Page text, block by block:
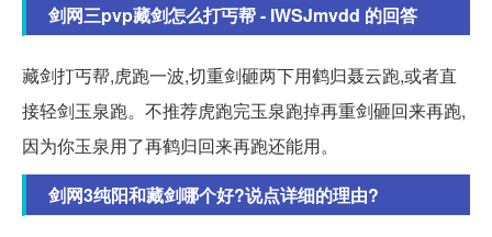
剑网三pvp藏剑怎么打丐帮 - IWSJmvdd 的回答
藏剑打丐帮,虎跑一波,切重剑砸两下用鹤归聂云跑,或者直
接轻剑玉泉跑。不推荐虎跑完玉泉跑掉再重剑砸回来再跑,
因为你玉泉用了再鹤归回来再跑还能用。
剑网3纯阳和藏剑哪个好?说点详细的理由?